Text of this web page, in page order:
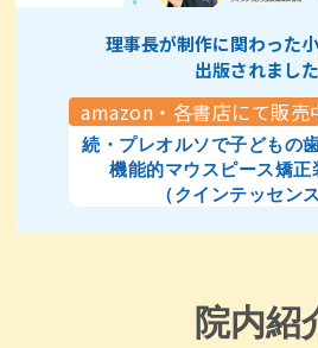
理事長が制作に関わった
出版されました
amazon・各書店にて販売
続・プレオルソで子どもの
機能的マウスピース矯正
（クインテッセン
院内紹